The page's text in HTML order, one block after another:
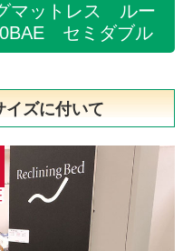
マットレス ルー
セミダブル
ズに付いて